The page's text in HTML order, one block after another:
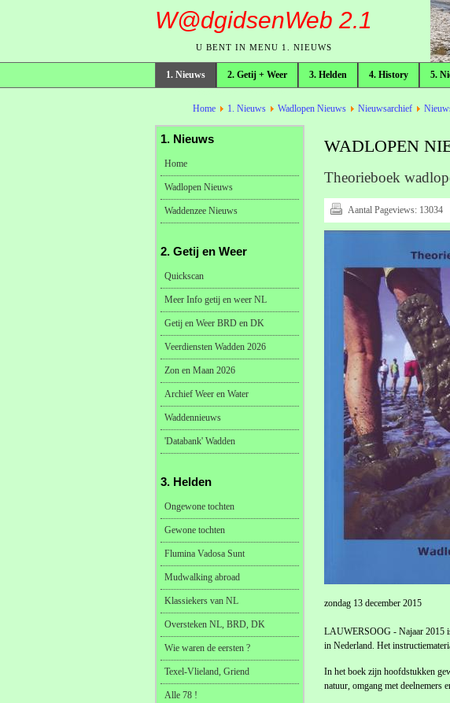
W@dgidsenWeb 2.1
U BENT IN MENU 1. NIEUWS
1. Nieuws 2. Getij + Weer 3. Helden 4. History 5.
broodkruimelpad
Home 1. Nieuws Wadlopen Nieuws Nieuwsarchief
WADLOPEN
Theorieboek
Aantal Pageviews: 13034
zondag 13 december 2015
LAUWERSOOG - Najaar 2015
in Nederland. Het
In het boek zijn hoofdstukken
natuur, omgang met deelnemers
1. Nieuws
Home
Wadlopen Nieuws
Waddenzee Nieuws
2. Getij en Weer
Quickscan
Meer Info getij en weer NL
Getij en Weer BRD en DK
Veerdiensten Wadden 2026
Zon en Maan 2026
Archief Weer en Water
Waddennieuws
'Databank' Wadden
3. Helden
Ongewone tochten
Gewone tochten
Flumina Vadosa Sunt
Mudwalking abroad
Klassiekers van NL
Oversteken NL, BRD, DK
Wie waren de eersten ?
Texel-Vlieland, Griend
Alle 78 !